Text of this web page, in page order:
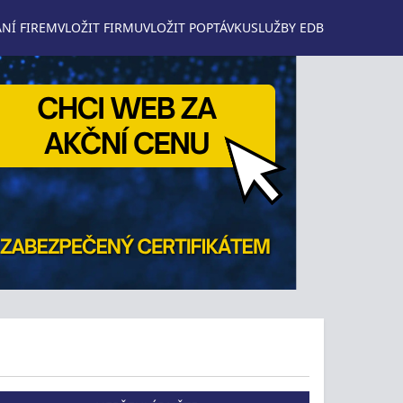
FIREMVLOŽIT FIRMUVLOŽIT POPTÁVKUSLUŽBY EDB